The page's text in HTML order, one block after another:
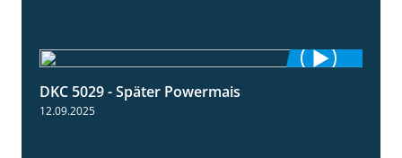
DKC 5029 - Später Powermais
12.09.2025